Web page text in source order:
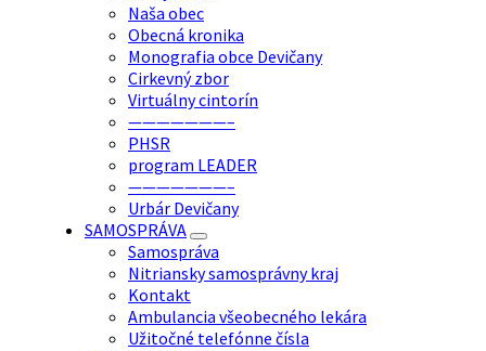
Naša obec
Obecná kronika
Monografia obce Devičany
Cirkevný zbor
Virtuálny cintorín
———————–
PHSR
program LEADER
———————–
Urbár Devičany
SAMOSPRÁVA
Samospráva
Nitriansky samosprávny kraj
Kontakt
Ambulancia všeobecného lekára
Užitočné telefónne čísla